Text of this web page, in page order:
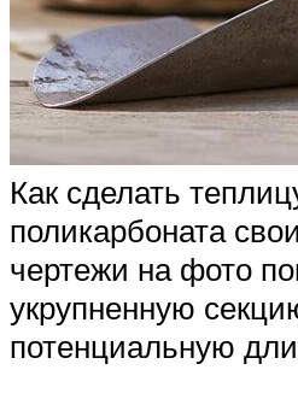
Как сделать
поликарбоната
чертежи на фото
укрупненную
потенциальную